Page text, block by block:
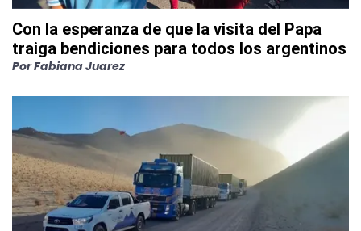
Con la esperanza de que la visita del Papa
traiga bendiciones para todos los argentinos
PorFabiana Juarez